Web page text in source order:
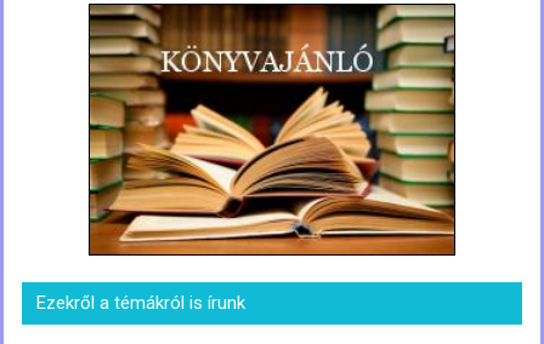
Ezekről a témákról is írunk